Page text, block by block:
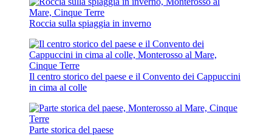
Roccia sulla spiaggia in inverno
Il centro storico del paese e il Convento dei Cappuccini
in cima al colle
Parte storica del paese